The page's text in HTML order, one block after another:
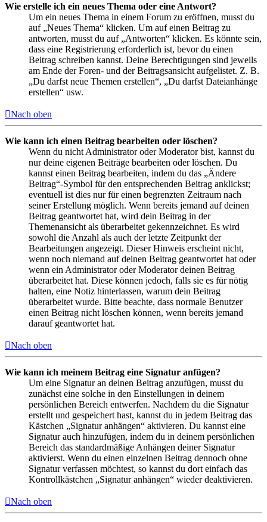
Wie erstelle ich ein neues Thema oder eine Antwort?
Um ein neues Thema in einem Forum zu eröffnen, musst du
auf „Neues Thema“ klicken. Um auf einen Beitrag zu
antworten, musst du auf „Antworten“ klicken. Es könnte sein,
dass eine Registrierung erforderlich ist, bevor du einen
Beitrag schreiben kannst. Deine Berechtigungen sind jeweils
am Ende der Foren- und der Beitragsansicht aufgelistet. Z. B.
„Du darfst neue Themen erstellen“, „Du darfst Dateianhänge
erstellen“ usw.
Nach oben
Wie kann ich einen Beitrag bearbeiten oder löschen?
Wenn du nicht Administrator oder Moderator bist, kannst du
nur deine eigenen Beiträge bearbeiten oder löschen. Du
kannst einen Beitrag bearbeiten, indem du das „Ändere
Beitrag“-Symbol für den entsprechenden Beitrag anklickst;
eventuell ist dies nur für einen begrenzten Zeitraum nach
seiner Erstellung möglich. Wenn bereits jemand auf deinen
Beitrag geantwortet hat, wird dein Beitrag in der
Themenansicht als überarbeitet gekennzeichnet. Es wird
sowohl die Anzahl als auch der letzte Zeitpunkt der
Bearbeitungen angezeigt. Dieser Hinweis erscheint nicht,
wenn noch niemand auf deinen Beitrag geantwortet hat oder
wenn ein Administrator oder Moderator deinen Beitrag
überarbeitet hat. Diese können jedoch, falls sie es für nötig
halten, eine Notiz hinterlassen, warum dein Beitrag
überarbeitet wurde. Bitte beachte, dass normale Benutzer
einen Beitrag nicht löschen können, wenn bereits jemand
darauf geantwortet hat.
Nach oben
Wie kann ich meinem Beitrag eine Signatur anfügen?
Um eine Signatur an deinen Beitrag anzufügen, musst du
zunächst eine solche in den Einstellungen in deinem
persönlichen Bereich entwerfen. Nachdem du die Signatur
erstellt und gespeichert hast, kannst du in jedem Beitrag das
Kästchen „Signatur anhängen“ aktivieren. Du kannst eine
Signatur auch hinzufügen, indem du in deinem persönlichen
Bereich das standardmäßige Anhängen deiner Signatur
aktivierst. Wenn du einen einzelnen Beitrag dennoch ohne
Signatur verfassen möchtest, so kannst du dort einfach das
Kontrollkästchen „Signatur anhängen“ wieder deaktivieren.
Nach oben